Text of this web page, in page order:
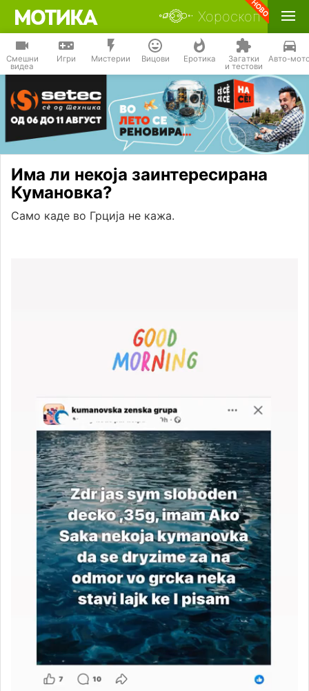
Хороскоп
Смешни
видеа
Игри Мистерии Вицови Еротика Загатки
и тестови
Авто-
Има ли некоја заинтересирана
Кумановка?
Само каде во Грција не кажа.